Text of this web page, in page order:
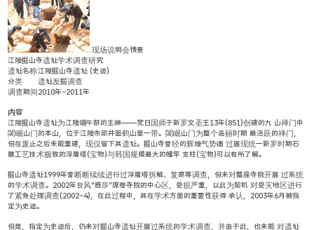
现场说明会情景
江陵掘山寺遗址学术调查研究
遗址名称江陵掘山寺遗址 (史迹)
分类
遗址发掘调查
调查期间2010年~2011年
内容
江陵掘山寺遗址为江陵端午祭的主神——梵日国师于新罗文圣王13年(851)创建的九 山禅门中
闍崛山门的本山，位于江陵市邱井面鹤山里一带。闍崛山门为整个高丽时期 最活跃的禅门，
但在废止之后未能重建，现仅留下其遗址。掘山寺曾经的辉煌气势通 过展现统一新罗时期石
雕工艺技术极致的浮屠塔(宝物)与韩国规模最大的幢竿 支柱(宝物)可以有所了解。
掘山寺遗址1999年曾断断续续进行过浮屠塔拆解、复原等调查，但未对整座寺院开展 过系统
的学术调查。2002年台风“鹿莎”席卷寺院的中心区，受损严重，以此为契机 对受灾地区进行
了紧急处理调查(2002~4)，在此过程中，其在学术方面的重要性获得 承认，2003年6月被指
定为史迹。
但是，指定为史迹后，仍未对掘山寺遗址开展过系统的学术调查，并由于此，也未能 对遗址